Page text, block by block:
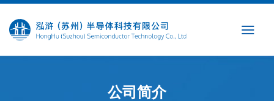
Skip
content
公司简介